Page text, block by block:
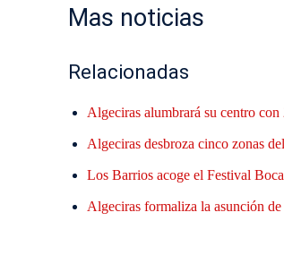
Mas noticias
Relacionadas
Algeciras alumbrará su centro
Algeciras desbroza cinco zonas
Los Barrios acoge el Festival
Algeciras formaliza la asunción